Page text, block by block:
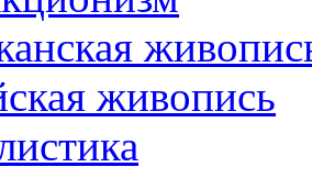
живопись